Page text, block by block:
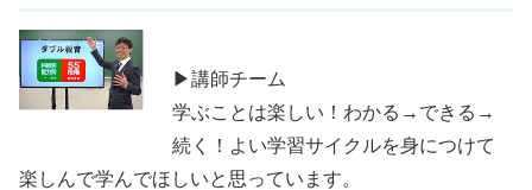
▶講師チーム
学ぶことは楽しい！わかる→できる→
続く！よい学習サイクルを身につけて
楽しんで学んでほしいと思っています。